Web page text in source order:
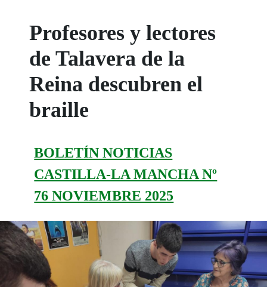
Profesores y lectores
de Talavera de la
Reina descubren el
braille
BOLETÍN NOTICIAS
CASTILLA-LA MANCHA Nº
76 NOVIEMBRE 2025